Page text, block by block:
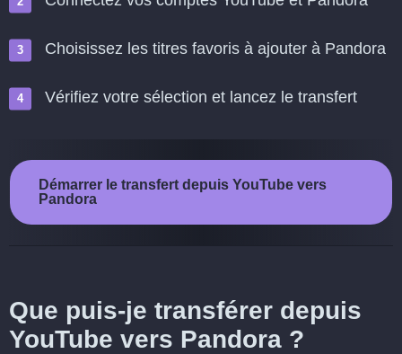
Choisissez les titres favoris à ajouter à Pandora
Vérifiez votre sélection et lancez le transfert
Démarrer le transfert depuis YouTube vers
Pandora
Que puis-je transférer depuis
YouTube vers Pandora ?